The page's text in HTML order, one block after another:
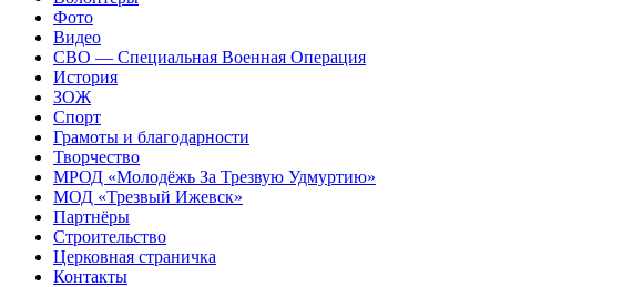
Фото
Видео
СВО — Специальная Военная Операция
История
ЗОЖ
Спорт
Грамоты и благодарности
Творчество
МРОД «Молодёжь За Трезвую Удмуртию»
МОД «Трезвый Ижевск»
Партнёры
Строительство
Церковная страничка
Контакты